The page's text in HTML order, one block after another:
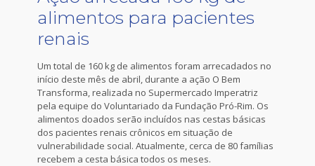
alimentos para pacientes
renais
Um total de 160 kg de alimentos foram arrecadados no
início deste mês de abril, durante a ação O Bem
Transforma, realizada no Supermercado Imperatriz
pela equipe do Voluntariado da Fundação Pró-Rim. Os
alimentos doados serão incluídos nas cestas básicas
dos pacientes renais crônicos em situação de
vulnerabilidade social. Atualmente, cerca de 80 famílias
recebem a cesta básica todos os meses.